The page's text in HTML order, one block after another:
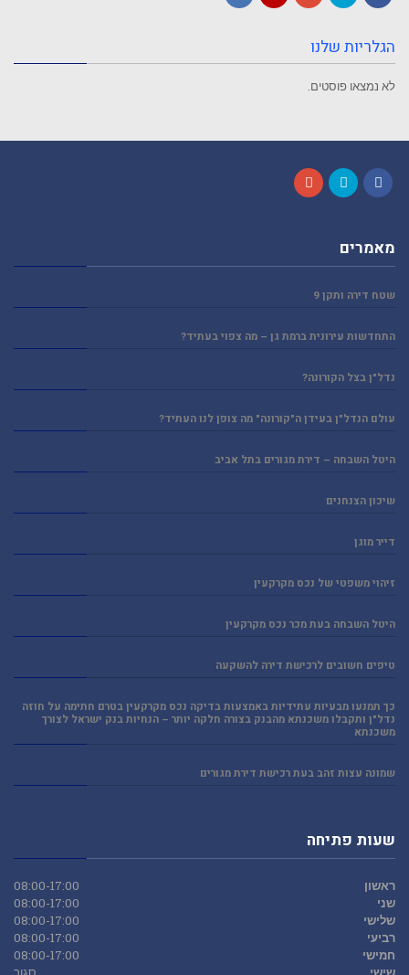
הגלריות שלנו
לא נמצאו פוסטים.
מאמרים
שטח דירה ותקן 9
התחדשות עירונית ברמת גן – מה צפוי בעתיד?
נדל"ן בצל הקורונה?
עולם הנדל"ן בעידן ה"קורונה" מה צופן לנו העתיד?
היטל השבחה – דירת מגורים בתל אביב
שיכון הצנחנים
דייר מוגן
זיהוי משפטי של נכס מקרקעין
היטל השבחה בעת מכר נכס מקרקעין
טיפים חשובים לרכישת דירה להשקעה
כך תמנעו מבעיות עתידיות באמצעות בדיקה נכס מקרקעין בטרם חתימה על חוזה
נדל"ן ותקבלו משכנתא מהבנק בצורה חלקה יותר – הנחיות בנק ישראל לצורך
משכנתא
שמונה עצות זהב בעת רכישת דירת מגורים
שעות פתיחה
ראשון
08:00-17:00
שני
08:00-17:00
שלישי
08:00-17:00
רביעי
08:00-17:00
חמישי
08:00-17:00